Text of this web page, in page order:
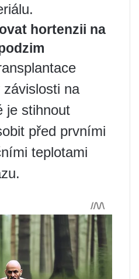
hortenzii na
na
je stihnout
před prvními
teplotami